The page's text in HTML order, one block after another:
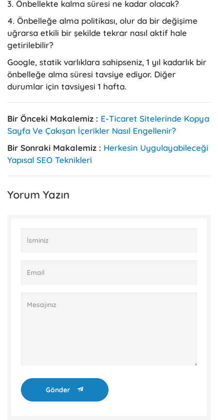
3. Önbellekte kalma süresi ne kadar olacak?
4. Önbelleğe alma politikası, olur da bir değişime
uğrarsa etkili bir şekilde tekrar nasıl aktif hale
getirilebilir?
Google, statik varlıklara sahipseniz, 1 yıl kadarlık bir
önbelleğe alma süresi tavsiye ediyor. Diğer
durumlar için tavsiyesi 1 hafta.
Bir Önceki Makalemiz : E-Ticaret Sitelerinde Kopya
Sayfa Ve Çakışan İçerikler Nasıl Engellenir?
Bir Sonraki Makalemiz : Herkesin Uygulayabileceği
Yapısal SEO Teknikleri
Yorum Yazın
Gönder